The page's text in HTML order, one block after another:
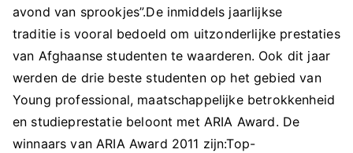
avond van sprookjes”.De inmiddels jaarlijkse
traditie is vooral bedoeld om uitzonderlijke prestaties
van Afghaanse studenten te waarderen. Ook dit jaar
werden de drie beste studenten op het gebied van
Young professional, maatschappelijke betrokkenheid
en studieprestatie beloont met ARIA Award. De
winnaars van ARIA Award 2011 zijn:Top-